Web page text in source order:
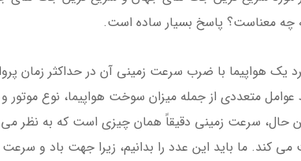
به چه معناست؟ پاسخ بسیار ساده است.
یک هواپیما با ضرب سرعت زمینی آن در حداکثر زمان
عوامل متعددی از جمله میزان سوخت هواپیما، نوع موتور
حال، سرعت زمینی دقیقاً همان چیزی است که به نظر
می کند. ما باید این عدد را بدانیم، زیرا جهت باد و